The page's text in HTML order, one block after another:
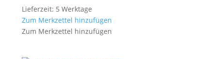
Lieferzeit: 5 Werktage
Zum Merkzettel hinzufügen
Zum Merkzettel hinzufügen